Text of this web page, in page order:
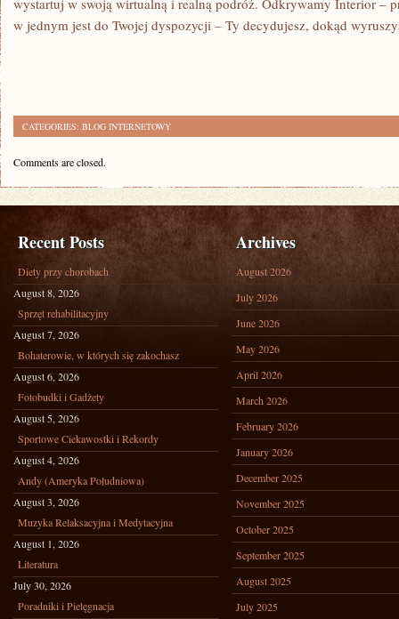
wystartuj w swoją wirtualną i realną podróż. Odkrywamy Interior –
w jednym jest do Twojej dyspozycji – Ty decydujesz, dokąd
CATEGORIES: BLOG INTERNETOWY
Comments are closed.
Recent Posts
Diety przy chorobach
August 8, 2026
Sprzęt rehabilitacyjny
August 7, 2026
Bohaterowie, w których się zakochasz
August 6, 2026
Fotobudki i Gadżety
August 5, 2026
Sportowe Ciekawostki i Rekordy
August 4, 2026
Andy (Ameryka Południowa)
August 3, 2026
Muzyka Relaksacyjna i Medytacyjna
August 1, 2026
Literatura
July 30, 2026
Poradniki i Pielęgnacja
Archives
August 2026
July 2026
June 2026
May 2026
April 2026
March 2026
February 2026
January 2026
December 2025
November 2025
October 2025
September 2025
August 2025
July 2025